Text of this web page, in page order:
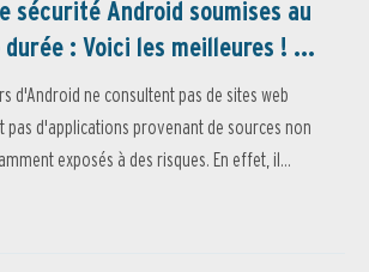
sécurité Android soumises au
: Voici les meilleures ! ...
d'Android ne consultent pas de sites web
pas d'applications provenant de sources non
exposés à des risques. En effet, il...